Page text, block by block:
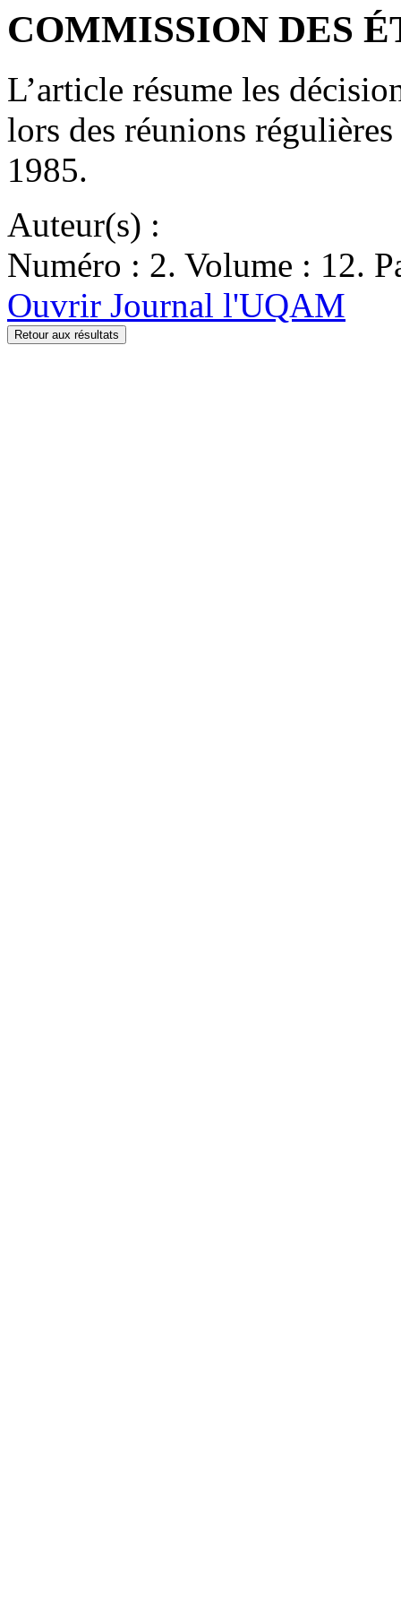
COMMISSION DES
L’article résume les
lors des réunions régulières
1985.
Auteur(s) :
Numéro : 2. Volume : 12.
Ouvrir Journal l'UQAM
Retour aux résultats